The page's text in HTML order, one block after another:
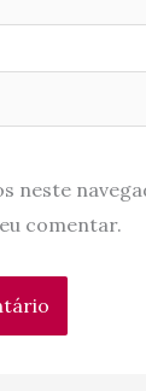
neste
comentar.